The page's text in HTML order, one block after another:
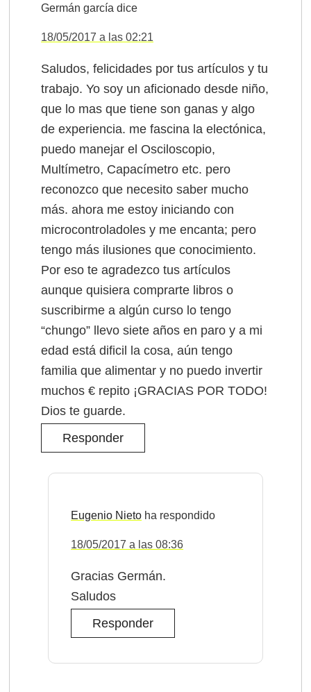
Germán garcía dice
18/05/2017 a las 02:21
Saludos, felicidades por tus artículos y tu
trabajo. Yo soy un aficionado desde niño,
que lo mas que tiene son ganas y algo
de experiencia. me fascina la electónica,
puedo manejar el Osciloscopio,
Multímetro, Capacímetro etc. pero
reconozco que necesito saber mucho
más. ahora me estoy iniciando con
microcontroladoles y me encanta; pero
tengo más ilusiones que conocimiento.
Por eso te agradezco tus artículos
aunque quisiera comprarte libros o
suscribirme a algún curso lo tengo
“chungo” llevo siete años en paro y a mi
edad está dificil la cosa, aún tengo
familia que alimentar y no puedo invertir
muchos € repito ¡GRACIAS POR TODO!
Dios te guarde.
Responder
Eugenio Nieto
18/05/2017 a las 08:36
Gracias Germán.
Saludos
Responder